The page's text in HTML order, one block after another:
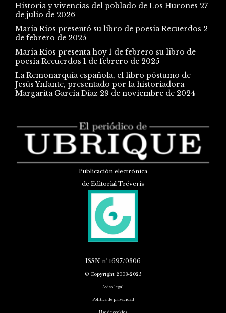
Historia y vivencias del poblado de Los Hurones 27
de julio de 2026
María Ríos presentó su libro de poesía Recuerdos 2
de febrero de 2025
María Ríos presenta hoy 1 de febrero su libro de
poesía Recuerdos 1 de febrero de 2025
La Remonarquía española, el libro póstumo de
Jesús Ynfante, presentado por la historiadora
Margarita García Díaz 29 de noviembre de 2024
Publicación electrónica
de Editorial Tréveris
ISSN nº 1697/0306
© Copyright 2003-2025
Aviso legal
Política de privacidad
Uso de cookies